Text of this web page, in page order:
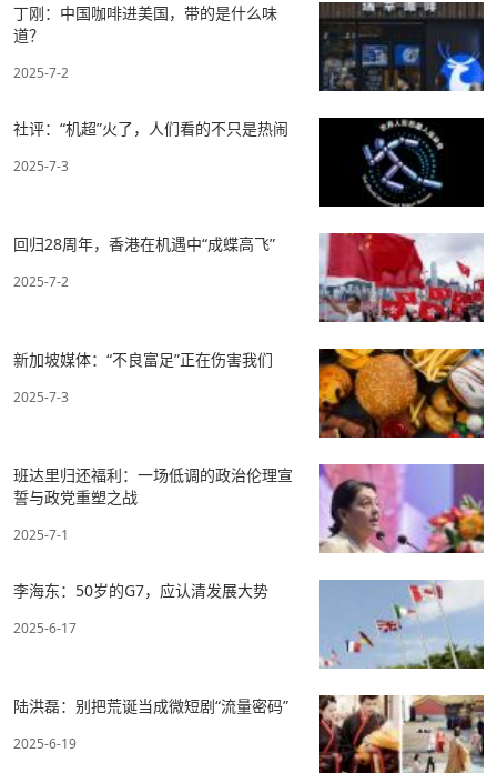
丁刚：中国咖啡进美国，带的是什么味
道？
2025-7-2
社评：“机超”火了，人们看的不只是热闹
2025-7-3
回归28周年，香港在机遇中“成蝶高飞”
2025-7-2
新加坡媒体：“不良富足”正在伤害我们
2025-7-3
班达里归还福利：一场低调的政治伦理宣
誓与政党重塑之战​
2025-7-1
李海东：50岁的G7，应认清发展大势
2025-6-17
陆洪磊：别把荒诞当成微短剧“流量密码”
2025-6-19